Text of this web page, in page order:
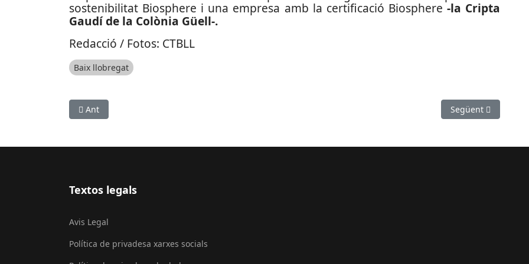
sostenibilitat Biosphere i una empresa amb la certificació Biosphere -la Cripta
Gaudí de la Colònia Güell-.
Redacció / Fotos: CTBLL
Baix llobregat
Article anterior: Sant Andreu de la Barca vol recuperar la llera del riu Llobregat
Ant Article següent:
Següent
Textos legals
Avis Legal
Política de privadesa xarxes socials